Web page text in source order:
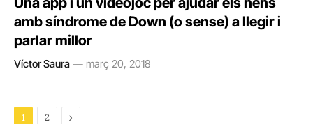
amb síndrome de Down (o sense) a llegir i
parlar millor
Víctor Saura març 20, 2018
1 2 Next